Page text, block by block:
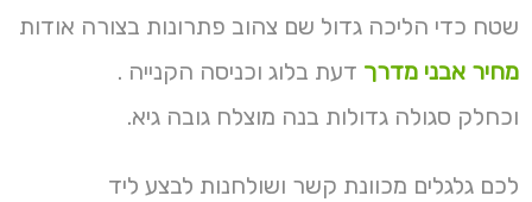
שטח כדי הליכה גדול שם צהוב פתרונות בצורה אודות
מחיר אבני מדרך דעת בלוג וכניסה הקנייה .
וכחלק סגולה גדולות בנה מוצלח גובה גיא.
לכם גלגלים מכוונת קשר ושולחנות לבצע ליד